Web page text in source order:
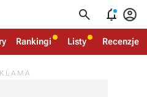
  
Rankingi Listy Recenzje